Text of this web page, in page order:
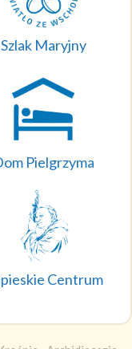
Szlak Maryjny
Pielgrzyma
Centrum